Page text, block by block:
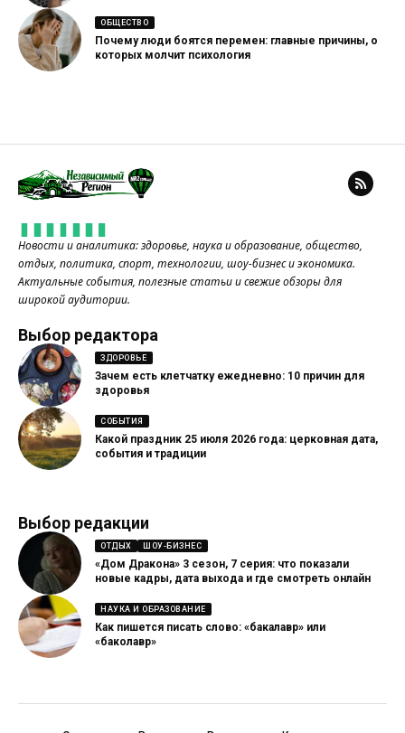
ОБЩЕСТВО
Почему люди боятся перемен: главные причины, о
которых молчит психология
Новости и аналитика: здоровье, наука и образование, общество,
отдых, политика, спорт, технологии, шоу-бизнес и экономика.
Актуальные события, полезные статьи и свежие обзоры для
широкой аудитории.
Выбор редактора
ЗДОРОВЬЕ
Зачем есть клетчатку ежедневно: 10 причин для
здоровья
СОБЫТИЯ
Какой праздник 25 июля 2026 года: церковная дата,
события и традиции
Выбор редакции
ОТДЫХ ШОУ-БИЗНЕС
«Дом Дракона» 3 сезон, 7 серия: что показали
новые кадры, дата выхода и где смотреть онлайн
НАУКА И ОБРАЗОВАНИЕ
Как пишется писать слово: «бакалавр» или
«баколавр»